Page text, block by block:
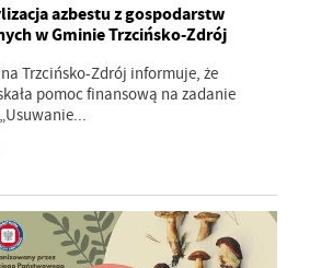
azbestu z gospodarstw
w Gminie Trzcińsko-Zdrój
Trzcińsko-Zdrój informuje, że
pomoc finansową na zadanie